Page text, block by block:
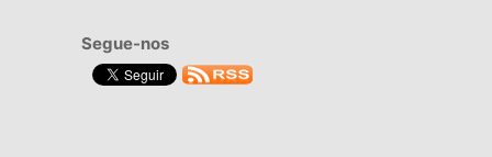
Segue-nos